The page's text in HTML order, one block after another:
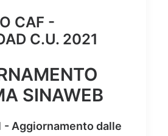
CAF -
C.U. 2021
SINAWEB
Aggiornamento dalle